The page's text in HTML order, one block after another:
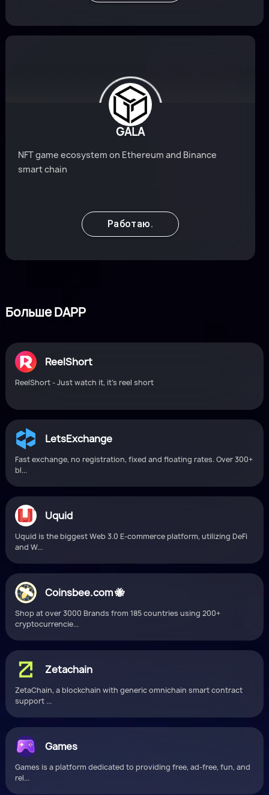
GALA
NFT game ecosystem on Ethereum and Binance
smart chain
Работаю.
Больше DAPP
ReelShort
ReelShort - Just watch it, it's reel short
LetsExchange
Fast exchange, no registration, fixed and floating rates. Over 300+
bl...
Uquid
Uquid is the biggest Web 3.0 E-commerce platform, utilizing DeFi
and W...
Coinsbee.com 🐝
Shop at over 3000 Brands from 185 countries using 200+
cryptocurrencie...
Zetachain
ZetaChain, a blockchain with generic omnichain smart contract
support ...
Games
Games is a platform dedicated to providing free, ad-free, fun, and
rel...